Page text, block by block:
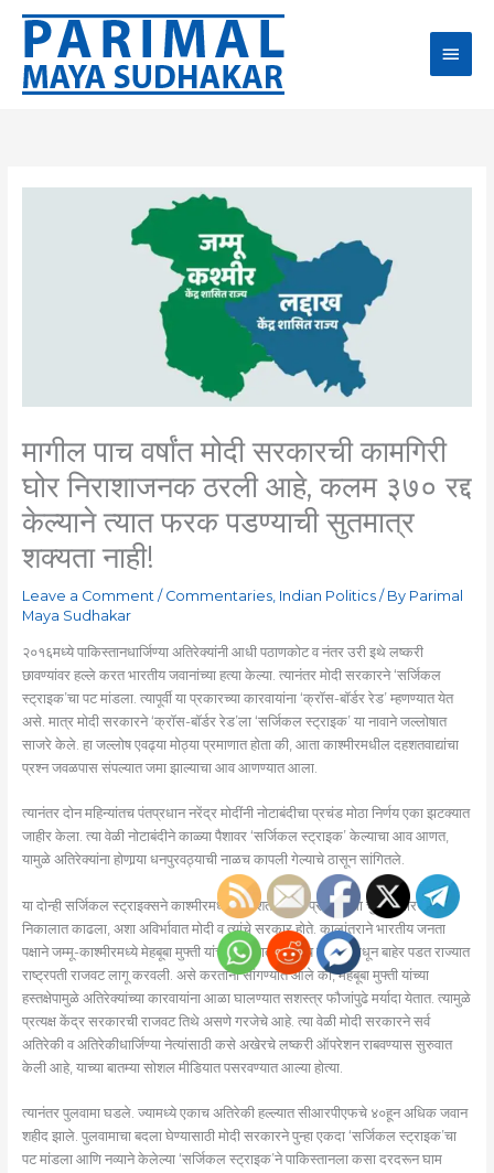
Skip
content
Main
मागील पाच वर्षांत मोदी सरकारची कामगिरी
घोर निराशाजनक ठरली आहे, कलम ३७० रद्द
केल्याने त्यात फरक पडण्याची सुतमात्र
शक्यता नाही!
Leave a Comment / Commentaries, Indian Politics/ By Parimal
Maya Sudhakar
२०१६मध्ये पाकिस्तानधार्जिण्या अतिरेक्यांनी आधी पठाणकोट व नंतर उरी इथे लष्करी
छावण्यांवर हल्ले करत भारतीय जवानांच्या हत्या केल्या. त्यानंतर मोदी सरकारने ‘सर्जिकल
स्ट्राइक’चा पट मांडला. त्यापूर्वी या प्रकारच्या कारवायांना ‘क्रॉस-बॉर्डर रेड’ म्हणण्यात येत
असे. मात्र मोदी सरकारने ‘क्रॉस-बॉर्डर रेड’ला ‘सर्जिकल स्ट्राइक’ या नावाने जल्लोषात
साजरे केले. हा जल्लोष एवढ्या मोठ्या प्रमाणात होता की, आता काश्मीरमधील दहशतवाद्यांचा
प्रश्न जवळपास संपल्यात जमा झाल्याचा आव आणण्यात आला.
त्यानंतर दोन महिन्यांतच पंतप्रधान नरेंद्र मोदींनी नोटाबंदीचा प्रचंड मोठा निर्णय एका झटक्यात
जाहीर केला. त्या वेळी नोटाबंदीने काळ्या पैशावर ‘सर्जिकल स्ट्राइक’ केल्याचा आव आणत,
यामुळे अतिरेक्यांना होणार्‍या धनपुरवठ्याची नाळच कापली गेल्याचे ठासून सांगितले.
या दोन्ही सर्जिकल स्ट्राइक्सने काश्मीरमधील दहशतवादाचा प्रश्न कसा चुटकीसारखा
निकालात काढला, अशा अविर्भावात मोदी व त्यांचे सरकार होते. कालांतराने भारतीय जनता
पक्षाने जम्मू-काश्मीरमध्ये मेहबूबा मुफ्ती यांच्या नेतृत्वातील राज्य सरकारमधून बाहेर पडत राज्यात
राष्ट्रपती राजवट लागू करवली. असे करताना सांगण्यात आले की, मेहबूबा मुफ्ती यांच्या
हस्तक्षेपामुळे अतिरेक्यांच्या कारवायांना आळा घालण्यात सशस्त्र फौजांपुढे मर्यादा येतात. त्यामुळे
प्रत्यक्ष केंद्र सरकारची राजवट तिथे असणे गरजेचे आहे. त्या वेळी मोदी सरकारने सर्व
अतिरेकी व अतिरेकीधार्जिण्या नेत्यांसाठी कसे अखेरचे लष्करी ऑपरेशन राबवण्यास सुरुवात
केली आहे, याच्या बातम्या सोशल मीडियात पसरवण्यात आल्या होत्या.
त्यानंतर पुलवामा घडले. ज्यामध्ये एकाच अतिरेकी हल्ल्यात सीआरपीएफचे ४०हून अधिक जवान
शहीद झाले. पुलवामाचा बदला घेण्यासाठी मोदी सरकारने पुन्हा एकदा ‘सर्जिकल स्ट्राइक’चा
पट मांडला आणि नव्याने केलेल्या ‘सर्जिकल स्ट्राइक’ने पाकिस्तानला कसा दरदरून घाम